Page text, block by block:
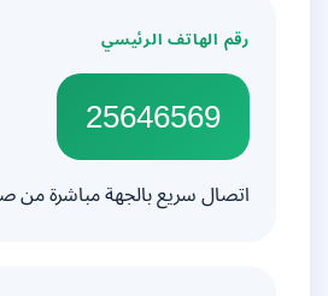
رقم الهاتف الرئيسي
25646569
اتصال سريع بالجهة مباشرة من صفحة